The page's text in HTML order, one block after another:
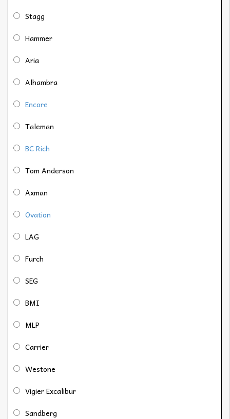
Stagg
Hammer
Aria
Alhambra
Encore
Taleman
BC Rich
Tom Anderson
Axman
Ovation
LAG
Furch
SEG
BMI
MLP
Carrier
Westone
Vigier Excalibur
Sandberg